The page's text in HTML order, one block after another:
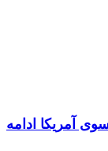
آمریکا ادامه